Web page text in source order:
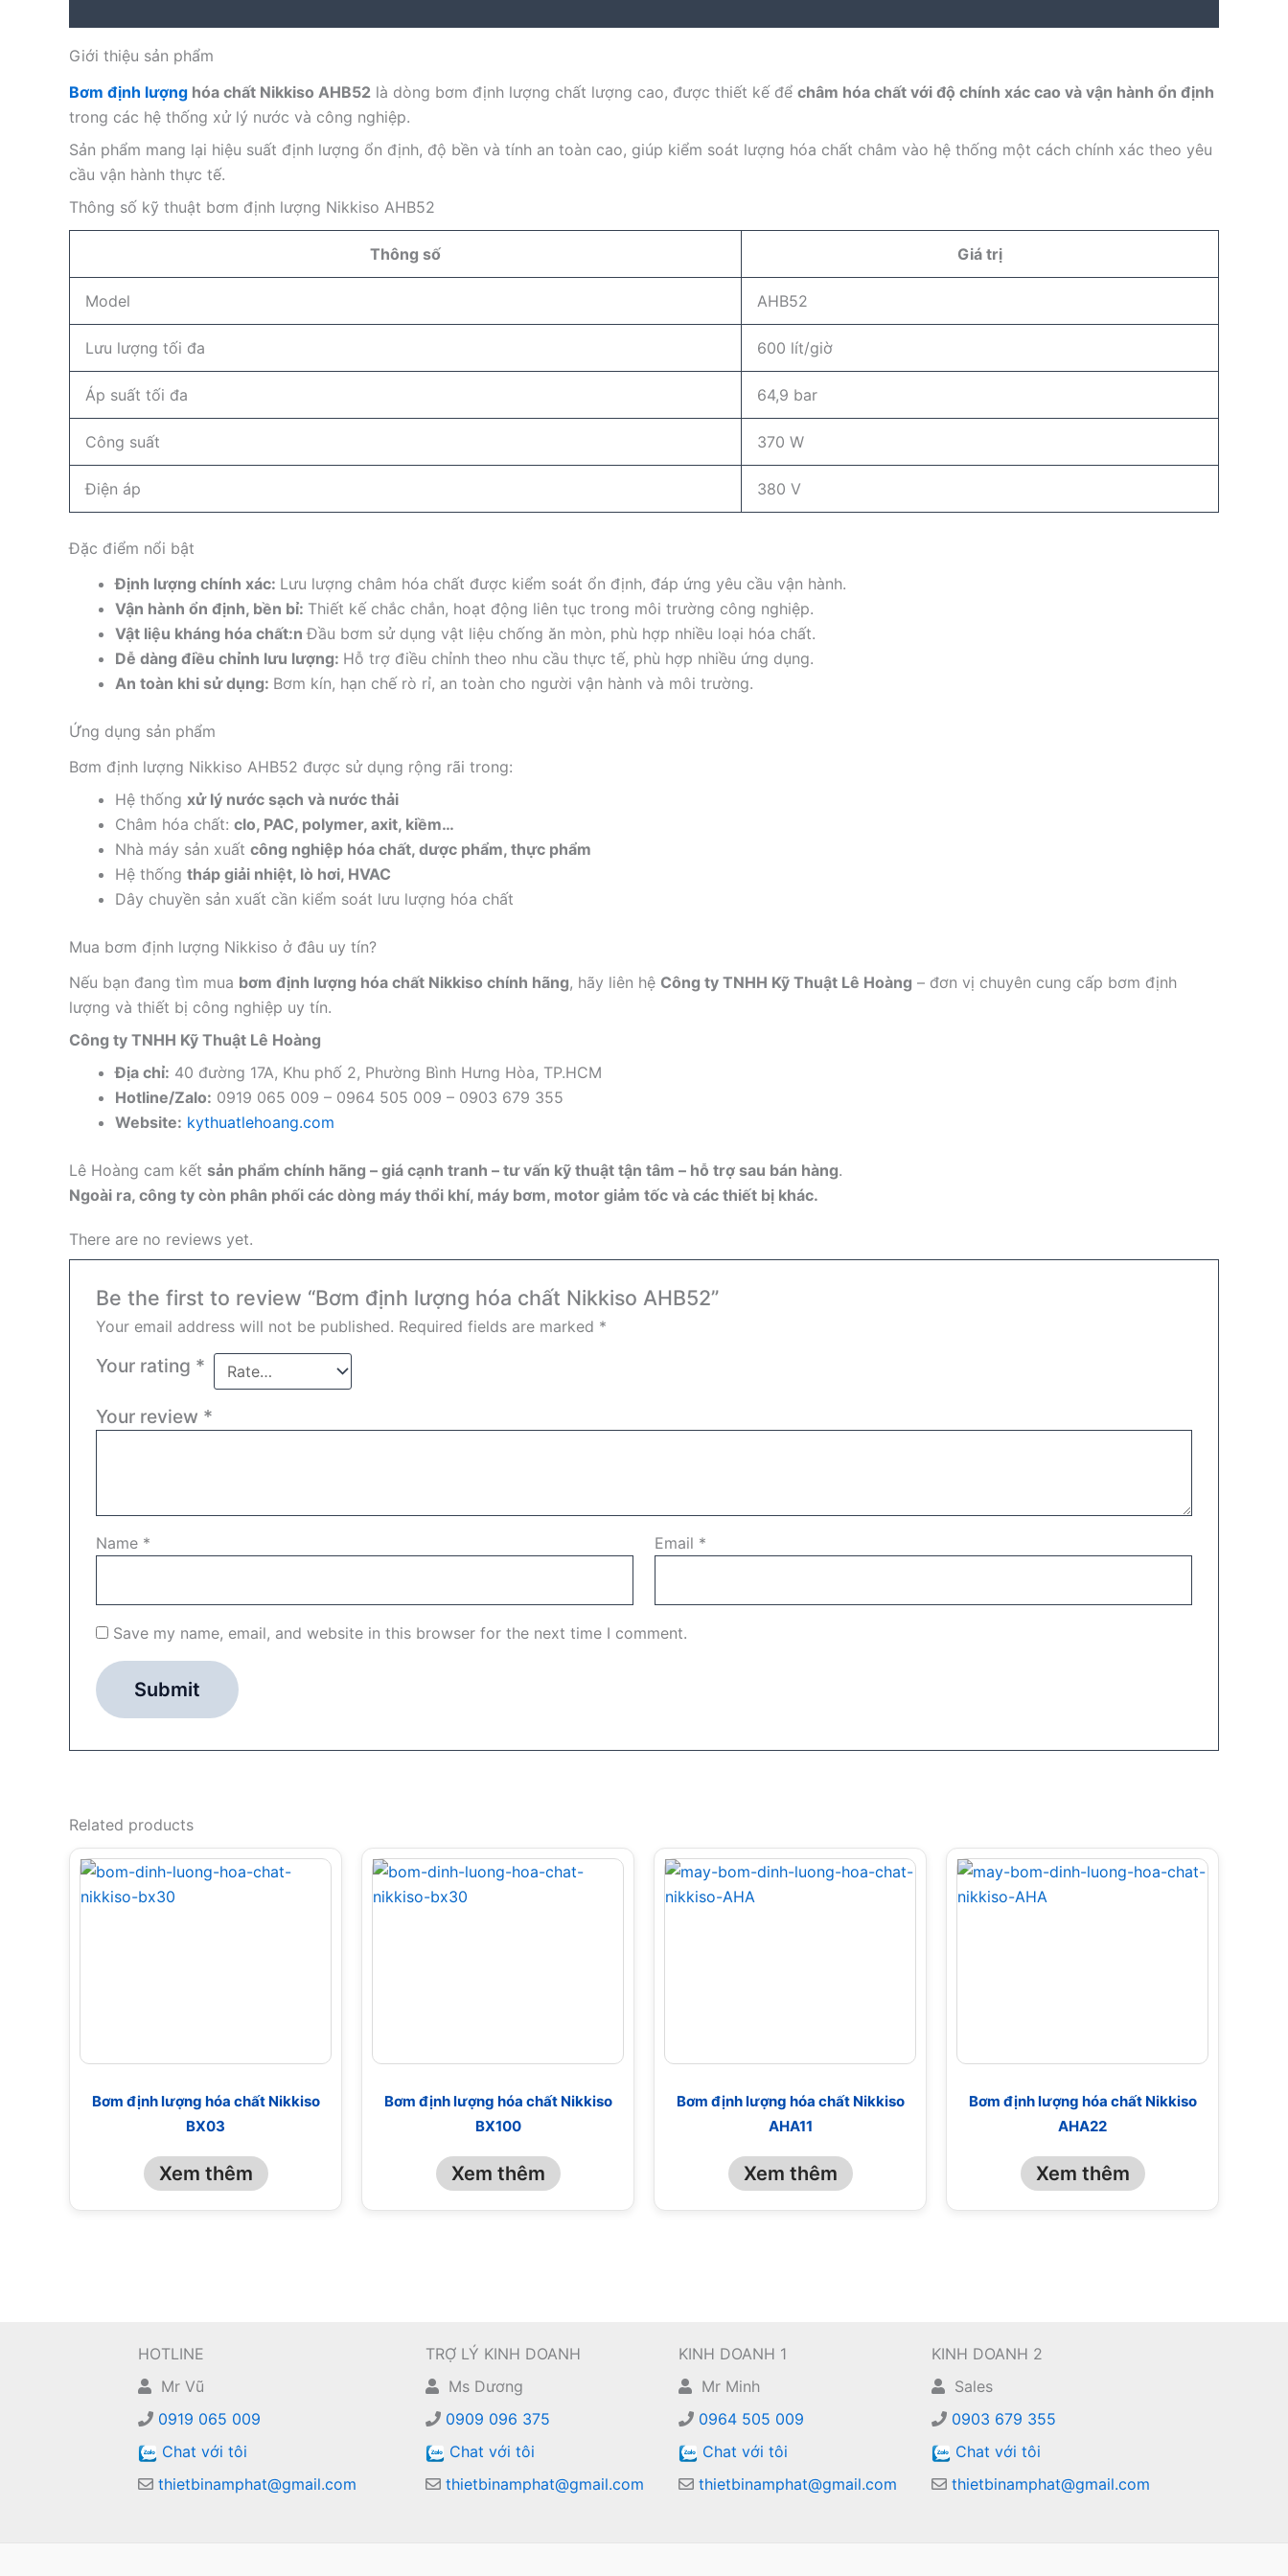
Giới thiệu sản phẩm
Bơm định lượng hóa chất Nikkiso AHB52 là dòng bơm định lượng chất lượng cao, được thiết kế để châm hóa chất với độ chính xác cao và vận hành ổn định
trong các hệ thống xử lý nước và công nghiệp.
Sản phẩm mang lại hiệu suất định lượng ổn định, độ bền và tính an toàn cao, giúp kiểm soát lượng hóa chất châm vào hệ thống một cách chính xác theo yêu
cầu vận hành thực tế.
Thông số kỹ thuật bơm định lượng Nikkiso AHB52
Thông số Giá trị
Model AHB52
Lưu lượng tối đa 600 lít/giờ
Áp suất tối đa 64,9 bar
Công suất 370 W
Điện áp 380 V
Đặc điểm nổi bật
Định lượng chính xác: Lưu lượng châm hóa chất được kiểm soát ổn định, đáp ứng yêu cầu vận hành.
Vận hành ổn định, bền bỉ: Thiết kế chắc chắn, hoạt động liên tục trong môi trường công nghiệp.
Vật liệu kháng hóa chất:nĐầu bơm sử dụng vật liệu chống ăn mòn, phù hợp nhiều loại hóa chất.
Dễ dàng điều chỉnh lưu lượng: Hỗ trợ điều chỉnh theo nhu cầu thực tế, phù hợp nhiều ứng dụng.
An toàn khi sử dụng: Bơm kín, hạn chế rò rỉ, an toàn cho người vận hành và môi trường.
Ứng dụng sản phẩm
Bơm định lượng Nikkiso AHB52 được sử dụng rộng rãi trong:
Hệ thống xử lý nước sạch và nước thải
Châm hóa chất: clo, PAC, polymer, axit, kiềm…
Nhà máy sản xuất công nghiệp hóa chất, dược phẩm, thực phẩm
Hệ thống tháp giải nhiệt, lò hơi, HVAC
Dây chuyền sản xuất cần kiểm soát lưu lượng hóa chất
Mua bơm định lượng Nikkiso ở đâu uy tín?
Nếu bạn đang tìm mua bơm định lượng hóa chất Nikkiso chính hãng, hãy liên hệ Công ty TNHH Kỹ Thuật Lê Hoàng – đơn vị chuyên cung cấp bơm định
lượng và thiết bị công nghiệp uy tín.
Công ty TNHH Kỹ Thuật Lê Hoàng
Địa chỉ: 40 đường 17A, Khu phố 2, Phường Bình Hưng Hòa, TP.HCM
Hotline/Zalo: 0919 065 009 – 0964 505 009 – 0903 679 355
Website: kythuatlehoang.com
Lê Hoàng cam kết sản phẩm chính hãng – giá cạnh tranh – tư vấn kỹ thuật tận tâm – hỗ trợ sau bán hàng.
Ngoài ra, công ty còn phân phối các dòng máy thổi khí, máy bơm, motor giảm tốc và các thiết bị khác.
There are no reviews yet.
Be the first to review “Bơm định lượng hóa chất Nikkiso AHB52”
Your email address will not be published. Required fields are marked *
Your rating *
Your review *
Name * Email *
Save my name, email, and website in this browser for the next time I comment.
Related products
Bơm định lượng hóa chất Nikkiso
BX03
Xem thêm
Bơm định lượng hóa chất Nikkiso
BX100
Xem thêm
Bơm định lượng hóa chất Nikkiso
AHA11
Xem thêm
Bơm định lượng hóa chất Nikkiso
AHA22
Xem thêm
HOTLINE
Mr Vũ
0919 065 009
Chat với tôi
thietbinamphat@gmail.com
TRỢ LÝ KINH DOANH
Ms Dương
0909 096 375
Chat với tôi
thietbinamphat@gmail.com
KINH DOANH 1
Mr Minh
0964 505 009
Chat với tôi
thietbinamphat@gmail.com
KINH DOANH 2
Sales
0903 679 355
Chat với tôi
thietbinamphat@gmail.com